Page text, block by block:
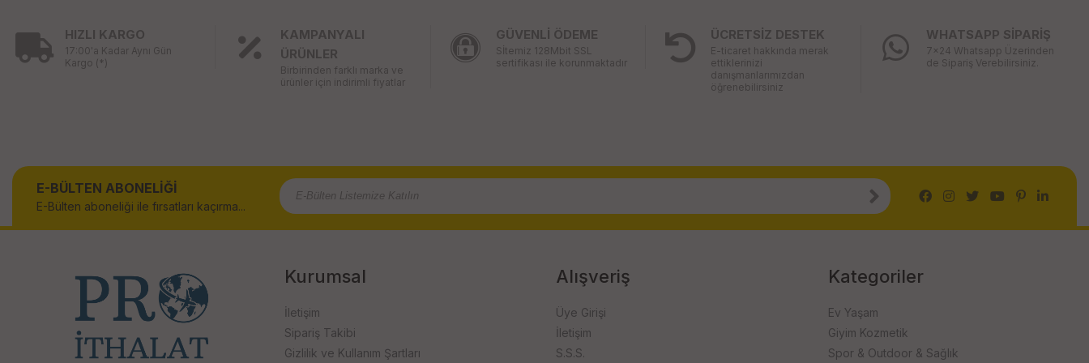
HIZLI KARGO
17:00'a Kadar Aynı Gün
Kargo (*)
KAMPANYALI
ÜRÜNLER
Birbirinden farklı marka ve
ürünler için indirimli fiyatlar
GÜVENLİ ÖDEME
Sİtemiz 128Mbit SSL
sertifikası ile korunmaktadır
ÜCRETSİZ DESTEK
E-ticaret hakkında merak
ettiklerinizi
danışmanlarımızdan
öğrenebilirsiniz
WHATSAPP SİPARİŞ
7x24 Whatsapp Üzerinden
de Sipariş Verebilirsiniz.
E-BÜLTEN ABONELİĞİ
E-Bülten aboneliği ile fırsatları kaçırma...
Kurumsal
İletişim
Sipariş Takibi
Gizlilik ve Kullanım Şartları
Alışveriş
Üye Girişi
İletişim
S.S.S.
Kategoriler
Ev Yaşam
Giyim Kozmetik
Spor & Outdoor & Sağlık